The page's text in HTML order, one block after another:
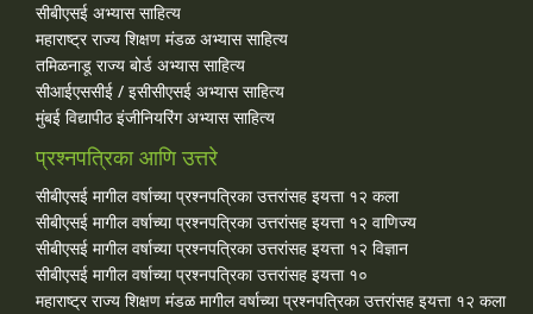
सीबीएसई अभ्यास साहित्य
महाराष्ट्र राज्य शिक्षण मंडळ अभ्यास साहित्य
तमिळनाडू राज्य बोर्ड अभ्यास साहित्य
सीआईएससीई / इसीसीएसई अभ्यास साहित्य
मुंबई विद्यापीठ इंजीनियरिंग अभ्यास साहित्य
प्रश्नपत्रिका आणि उत्तरे
सीबीएसई मागील वर्षाच्या प्रश्‍नपत्रिका उत्तरांसह इयत्ता १२ कला
सीबीएसई मागील वर्षाच्या प्रश्‍नपत्रिका उत्तरांसह इयत्ता १२ वाणिज्य
सीबीएसई मागील वर्षाच्या प्रश्‍नपत्रिका उत्तरांसह इयत्ता १२ विज्ञान
सीबीएसई मागील वर्षाच्या प्रश्‍नपत्रिका उत्तरांसह इयत्ता १०
महाराष्ट्र राज्य शिक्षण मंडळ मागील वर्षाच्या प्रश्‍नपत्रिका उत्तरांसह इयत्ता १२ कला